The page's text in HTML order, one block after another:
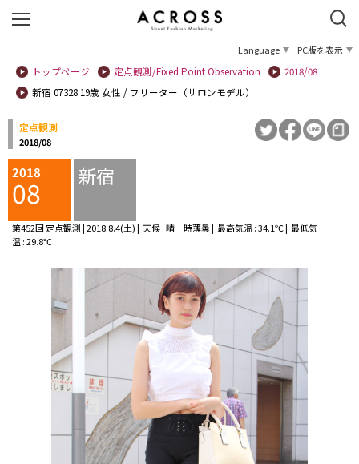
Language
PC版を表示
トップページ
定点観測/Fixed Point Observation
2018/08
新宿 07328 19歳 女性 / フリーター（サロンモデル）
定点観測
2018/08
2018
08 新宿
第452回 定点観測 | 2018.8.4(土) | 天候 : 晴一時薄曇 | 最高気温 : 34.1℃ | 最低気
温 : 29.8℃